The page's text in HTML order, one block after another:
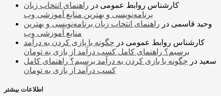
کارشناس روابط عمومی در راهنمای انتخاب زبان
برنامه‌نویسی و بهترین منابع آموزشی وب
وحید قاسمی در راهنمای انتخاب زبان برنامه‌نویسی و بهترین
منابع آموزشی وب
کارشناس روابط عمومی در چگونه با بازی کردن به درآمد
برسیم؟ راهنمای کامل کسب درآمد از بازی به تومان
سعید در چگونه با بازی کردن به درآمد برسیم؟ راهنمای کامل
کسب درآمد از بازی به تومان
اطلاعات بیشتر